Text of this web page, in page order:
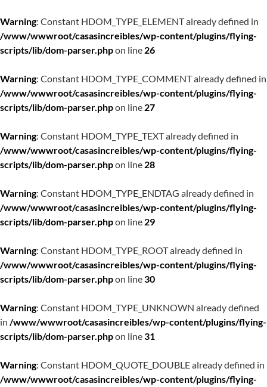
Warning: Constant HDOM_TYPE_ELEMENT already defined in
/www/wwwroot/casasincreibles/wp-content/plugins/flying-
scripts/lib/dom-parser.phpon line 26
Warning: Constant HDOM_TYPE_COMMENT already defined in
/www/wwwroot/casasincreibles/wp-content/plugins/flying-
scripts/lib/dom-parser.phpon line 27
Warning: Constant HDOM_TYPE_TEXT already defined in
/www/wwwroot/casasincreibles/wp-content/plugins/flying-
scripts/lib/dom-parser.phpon line 28
Warning: Constant HDOM_TYPE_ENDTAG already defined in
/www/wwwroot/casasincreibles/wp-content/plugins/flying-
scripts/lib/dom-parser.phpon line 29
Warning: Constant HDOM_TYPE_ROOT already defined in
/www/wwwroot/casasincreibles/wp-content/plugins/flying-
scripts/lib/dom-parser.phpon line30
Warning: Constant HDOM_TYPE_UNKNOWN already defined
in /www/wwwroot/casasincreibles/wp-content/plugins/flying-
scripts/lib/dom-parser.phpon line31
Warning: Constant HDOM_QUOTE_DOUBLE already defined in
/www/wwwroot/casasincreibles/wp-content/plugins/flying-